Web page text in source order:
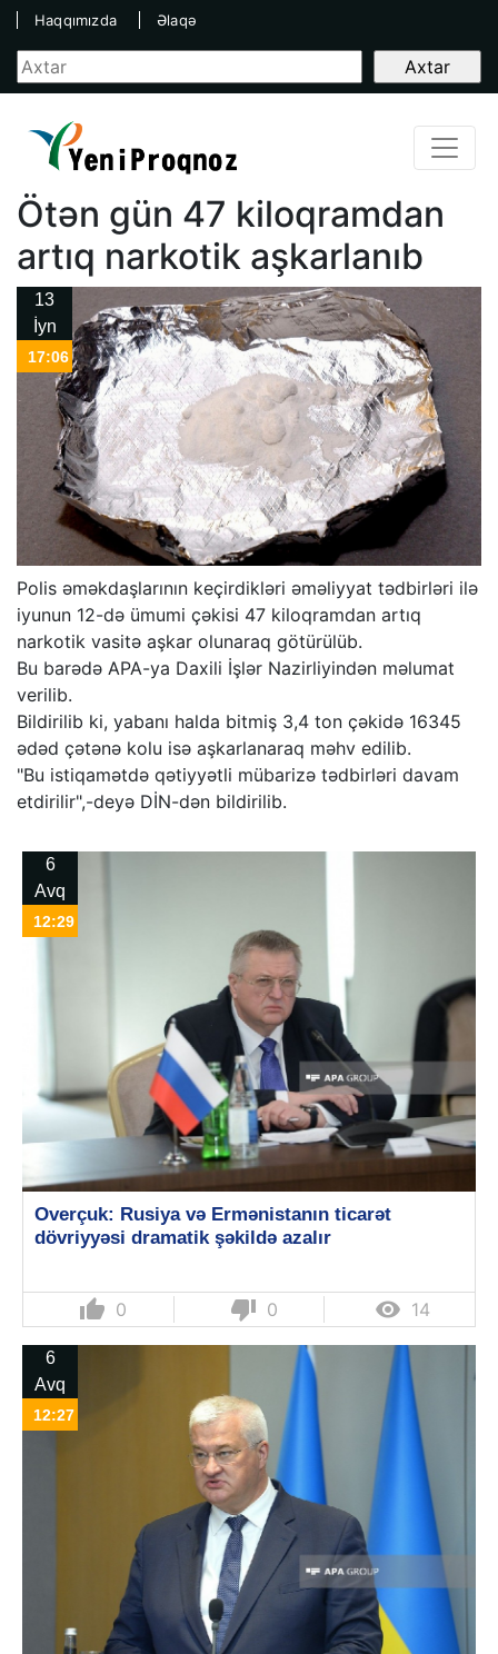
Haqqımızda Əlaqə
Ötən gün 47 kiloqramdan
artıq narkotik aşkarlanıb
13
İyn
17:06
Polis əməkdaşlarının keçirdikləri əməliyyat tədbirləri ilə
iyunun 12-də ümumi çəkisi 47 kiloqramdan artıq
narkotik vasitə aşkar olunaraq götürülüb.
Bu barədə APA-ya Daxili İşlər Nazirliyindən məlumat
verilib.
Bildirilib ki, yabanı halda bitmiş 3,4 ton çəkidə 16345
ədəd çətənə kolu isə aşkarlanaraq məhv edilib.
"Bu istiqamətdə qətiyyətli mübarizə tədbirləri davam
etdirilir",-deyə DİN-dən bildirilib.
6
Avq
12:29
Overçuk: Rusiya və Ermənistanın ticarət
dövriyyəsi dramatik şəkildə azalır
thumb_up 0 thumb_down 0  14
6
Avq
12:27